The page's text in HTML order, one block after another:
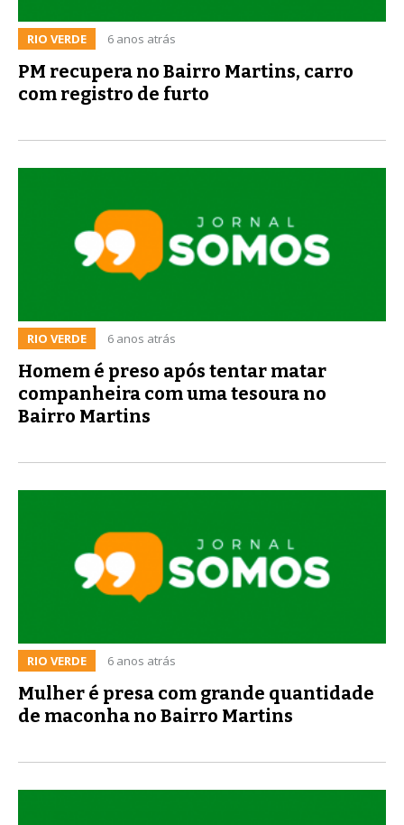
RIO VERDE 6 anos atrás
PM recupera no Bairro Martins, carro
com registro de furto
RIO VERDE 6 anos atrás
Homem é preso após tentar matar
companheira com uma tesoura no
Bairro Martins
RIO VERDE 6 anos atrás
Mulher é presa com grande quantidade
de maconha no Bairro Martins